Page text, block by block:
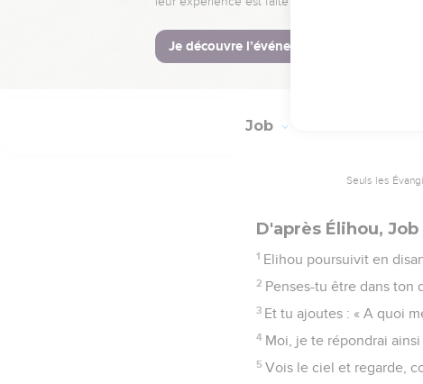
contre Dieu.
La Bible Du
Job
Seuls les
D'après Élihou,
1 Elihou poursuivit en
2 Penses-tu être dans ton
3 Et tu ajoutes : « A quoi
4 Moi, je te répondrai ainsi
5 Vois le ciel et regarde,